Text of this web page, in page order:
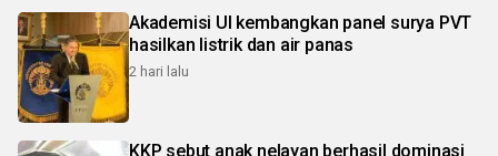
Akademisi UI kembangkan panel surya PVT
hasilkan listrik dan air panas
2 hari lalu
KKP sebut anak nelayan berhasil dominasi